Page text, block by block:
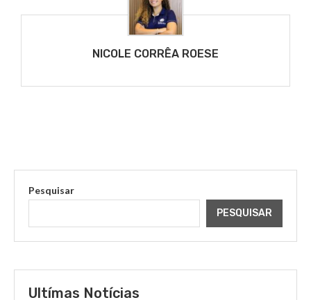
NICOLE CORRÊA ROESE
Pesquisar
PESQUISAR
Ultímas Notícias